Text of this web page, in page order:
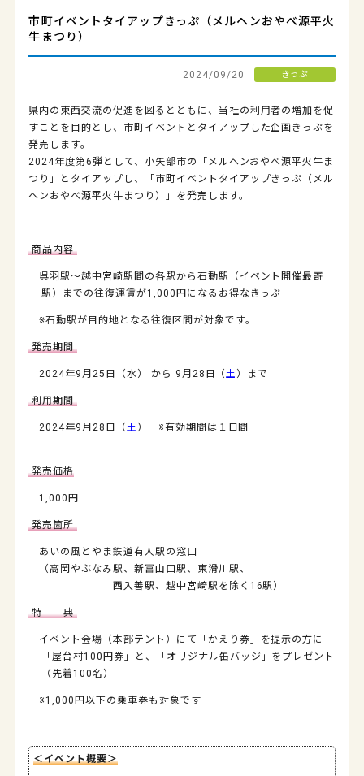
市町イベントタイアップきっぷ（メルヘンおやべ源平火
牛まつり）
2024/09/20 きっぷ
県内の東西交流の促進を図るとともに、当社の利用者の増加を促
すことを目的とし、市町イベントとタイアップした企画きっぷを
発売します。
2024年度第6弾として、小矢部市の「メルヘンおやべ源平火牛ま
つり」とタイアップし、「市町イベントタイアップきっぷ（メル
ヘンおやべ源平火牛まつり）」を発売します。
商品内容
呉羽駅～越中宮崎駅間の各駅から石動駅（イベント開催最寄
駅）までの往復運賃が1,000円になるお得なきっぷ
※石動駅が目的地となる往復区間が対象です。
発売期間
2024年9月25日（水） から 9月28日（ 土 ）まで
利用期間
2024年9月28日（ 土 ） ※有効期間は１日間
発売価格
1,000円
発売箇所
あいの風とやま鉄道有人駅の窓口
（高岡やぶなみ駅、新富山口駅、東滑川駅、
西入善駅、越中宮崎駅を除く16駅）
特 典
イベント会場（本部テント）にて「かえり券」を提示の方に
「屋台村100円券」と、「オリジナル缶バッジ」をプレゼント
（先着100名）
※1,000円以下の乗車券も対象です
＜イベント概要＞